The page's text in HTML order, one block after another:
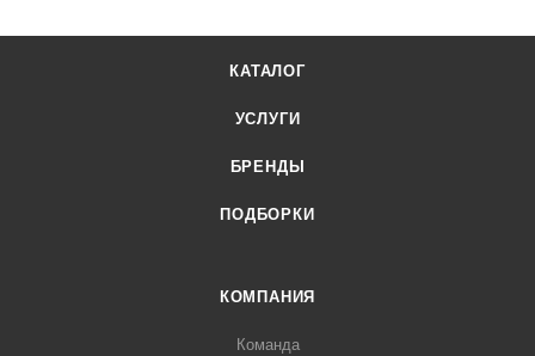
КАТАЛОГ
УСЛУГИ
БРЕНДЫ
ПОДБОРКИ
КОМПАНИЯ
Команда